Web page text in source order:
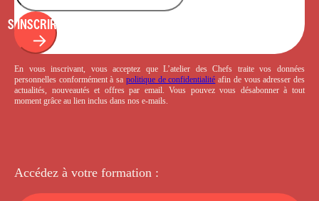
S'INSCRIRE
En vous inscrivant, vous acceptez que L’atelier des Chefs traite vos données
personnelles conformément à sa politique de confidentialité afin de vous adresser des
actualités, nouveautés et offres par email. Vous pouvez vous désabonner à tout
moment grâce au lien inclus dans nos e-mails.
Accédez à votre formation :